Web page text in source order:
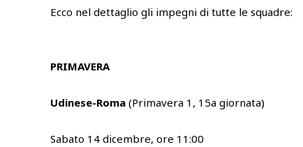
Ecco nel dettaglio gli impegni di tutte le squadre:
PRIMAVERA
Udinese-Roma (Primavera 1, 15a giornata)
Sabato 14 dicembre, ore 11:00